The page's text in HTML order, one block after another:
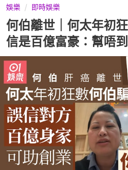
娛樂 即時娛樂
何伯離世｜何太年初
信是百億富豪：幫唔